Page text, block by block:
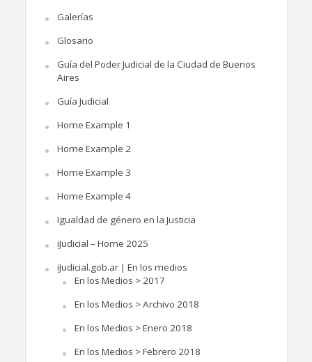
Galerías
Glosario
Guía del Poder Judicial de la Ciudad de Buenos
Aires
Guía Judicial
Home Example 1
Home Example 2
Home Example 3
Home Example 4
Igualdad de género en la Justicia
iJudicial – Home 2025
iJudicial.gob.ar | En los medios
En los Medios > 2017
En los Medios > Archivo 2018
En los Medios > Enero 2018
En los Medios > Febrero 2018